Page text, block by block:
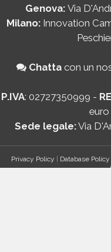
Genova: Via
Milano: Innovation
Chatta con un
P.IVA: 02727350999 -
euro
Sede legale:Via
Privacy Policy | Database Policy